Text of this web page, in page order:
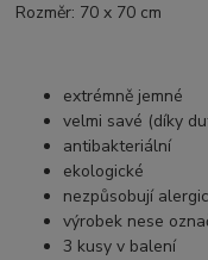
Rozměr: 70 x 70 cm
extrémně jemné
velmi savé (díky
antibakteriální
ekologické
nezpůsobují
výrobek nese
3 kusy v balení